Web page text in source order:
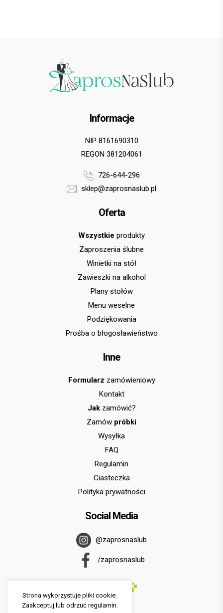
Informacje
NIP 8161690310
REGON 381204061
726-644-296
sklep@zaprosnaslub.pl
Oferta
Wszystkie produkty
Zaproszenia ślubne
Winietki na stół
Zawieszki na alkohol
Plany stołów
Menu weselne
Podziękowania
Prośba o błogosławieństwo
Inne
Formularz zamówieniowy
Kontakt
Jakzamówić?
Zamów próbki
Wysyłka
FAQ
Regulamin
Ciasteczka
Polityka prywatności
Social Media
@zaprosnaslub
/zaprosnaslub
Strona wykorzystuje pliki cookie.
Zaakceptuj lub odrzuć regulamin.